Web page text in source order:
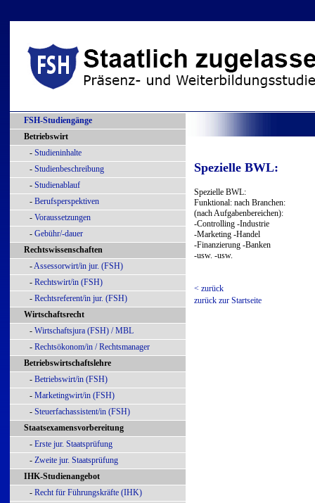
FSH-Studiengänge
Betriebswirt
- Studieninhalte
- Studienbeschreibung
- Studienablauf
- Berufsperspektiven
- Voraussetzungen
- Gebühr/-dauer
Rechtswissenschaften
-Assessorwirt/in jur. (FSH)
- Rechtswirt/in (FSH)
- Rechtsreferent/in jur. (FSH)
Wirtschaftsrecht
- Wirtschaftsjura (FSH) / MBL
- Rechtsökonom/in / Rechtsmanager
Betriebswirtschaftslehre
- Betriebswirt/in (FSH)
- Marketingwirt/in (FSH)
- Steuerfachassistent/in (FSH)
Staatsexamensvorbereitung
- Erste jur. Staatsprüfung
- Zweite jur. Staatsprüfung
IHK-Studienangebot
- Recht für Führungskräfte (IHK)
Spezielle BWL:
Spezielle BWL:
Funktional: nach Branchen:
(nach Aufgabenbereichen):
-Controlling -Industrie
-Marketing -Handel
-Finanzierung -Banken
-usw. -usw.
< zurück
zurück zur Startseite